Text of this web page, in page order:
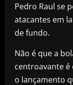
Pedro Raul se
atacantes em
de fundo.
Não é que a
centroavante é
o lançamento